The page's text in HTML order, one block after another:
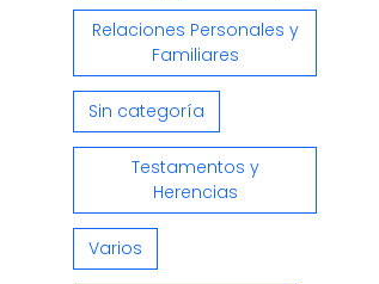
Relaciones Personales y
Familiares
Sin categoría
Testamentos y
Herencias
Varios